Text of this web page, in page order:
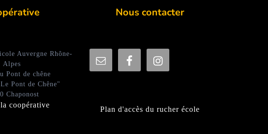
Auvergne Rhône-
Alpes
Pont de chêne
Pont de Chêne"
Chaponost
coopérative
Nous contacter
Plan d'accès du rucher école